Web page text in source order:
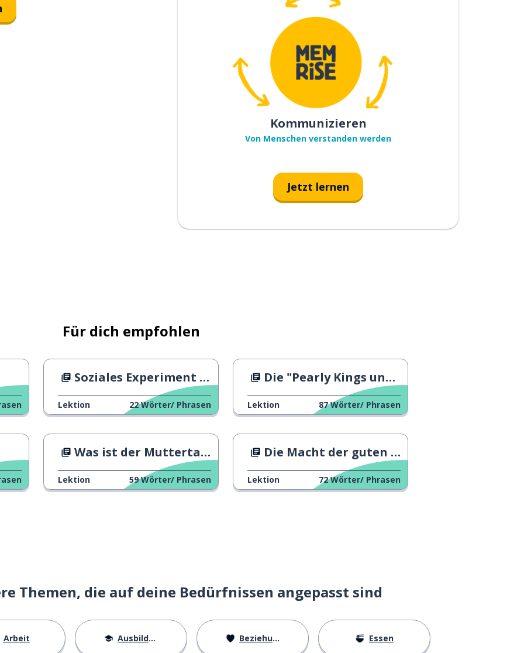
Kommunizieren
Von Menschen verstanden werden
Jetzt lernen
Für dich empfohlen
Soziales Experiment zum Thema Freundlichkeit
Lektion 22 Wörter/ Phrasen
Die "Pearly Kings und Queens"
Lektion 87 Wörter/ Phrasen
Was ist der Muttertag?
Lektion 59 Wörter/ Phrasen
Die Macht der guten Tat
Lektion 72 Wörter/ Phrasen
Themen, die auf deine Bedürfnissen angepasst sind
Arbeit Ausbildung Beziehungen Essen